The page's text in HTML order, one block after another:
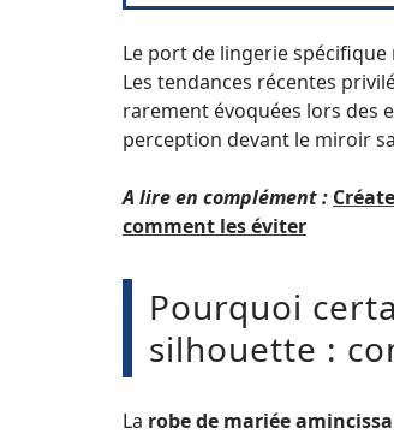
Le port de lingerie spécifique
Les tendances récentes
rarement évoquées lors des
perception devant le miroir
A lire en complément :
comment les éviter
Pourquoi
silhouette :
La robe de mariée